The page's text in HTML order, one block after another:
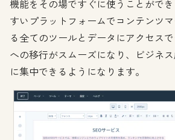
機能をその場ですぐに使うことがで
すいプラットフォームでコンテンツ
る全てのツールとデータにアクセス
への移行がスムーズになり、ビジネ
に集中できるようになります。